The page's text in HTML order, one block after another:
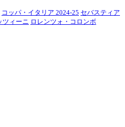
コッパ・イタリア 2024-25 セバスティア
ツィーニ ロレンツォ・コロンボ